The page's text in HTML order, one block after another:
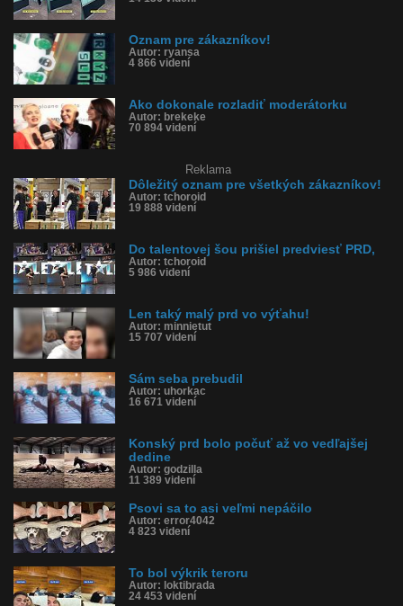
obchode
História sledovanosti videa:
Oznam pre zákazníkov!
Autor: ryansa
4 866 videní
Ako dokonale rozladiť moderátorku
Autor: brekeke
70 894 videní
Reklama
Dôležitý oznam pre všetkých zákazníkov!
Autor: tchoroid
19 888 videní
Do talentovej šou prišiel predviesť PRD,
Autor: tchoroid
5 986 videní
Len taký malý prd vo výťahu!
Autor: minnietut
15 707 videní
Sám seba prebudil
Autor: uhorkac
16 671 videní
Konský prd bolo počuť až vo vedľajšej
dedine
Autor: godzilla
11 389 videní
Psovi sa to asi veľmi nepáčilo
Autor: error4042
4 823 videní
To bol výkrik teroru
Autor: loktibrada
24 453 videní